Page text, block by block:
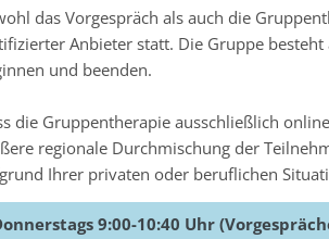
das Vorgespräch als auch die
Anbieter statt. Die Gruppe
und beenden.
die Gruppentherapie ausschließlich
regionale Durchmischung der
Ihrer privaten oder beruflichen
9:00-10:40 Uhr